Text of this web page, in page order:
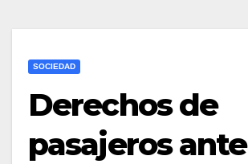
SOCIEDAD
Derechos de
pasajeros ante